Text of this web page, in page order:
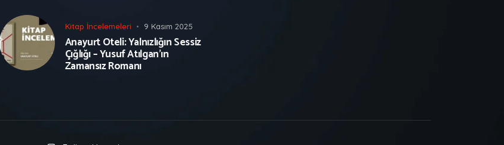
Kitap İncelemeleri 9 Kasım 2025
Anayurt Oteli: Yalnızlığın Sessiz
Çığlığı – Yusuf Atılgan’ın
Zamansız Romanı